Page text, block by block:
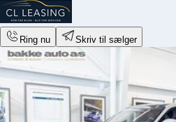
Ring nu Skriv til sælger